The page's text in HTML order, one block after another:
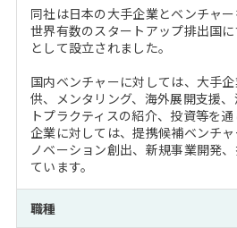
同社は日本の大手企業とベンチャ
世界有数のスタートアップ排出国
として設立されました。
国内ベンチャーに対しては、大手
供、メンタリング、海外展開支援
トプラクティスの紹介、投資等を
企業に対しては、提携候補ベンチ
ノベーション創出、新規事業開発
ています。
職種